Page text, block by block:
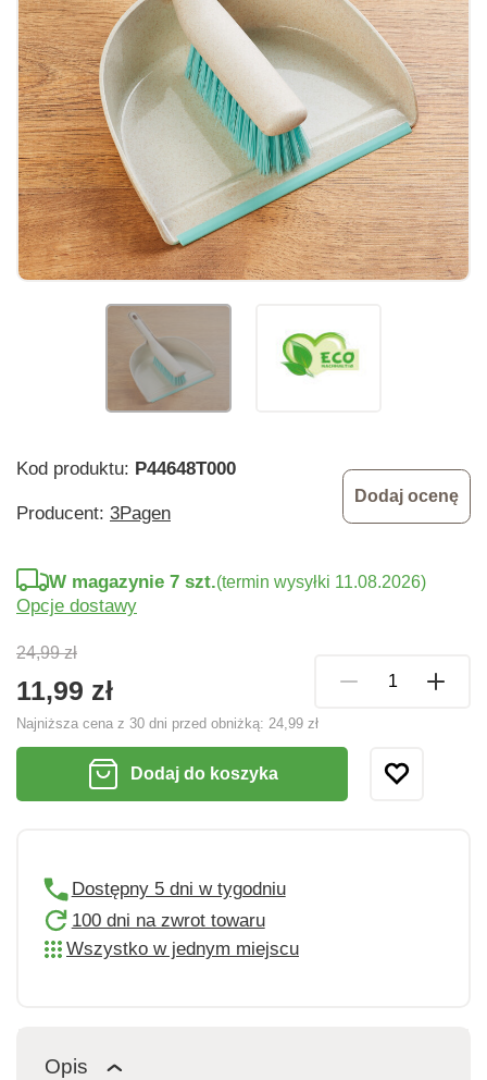
Kod produktu: P44648T000
Producent: 3Pagen
Dodaj ocenę
24,99 zł
11,99 zł
Najniższa cena z 30 dni przed obniżką: 24,99 zł
W magazynie 7 szt.(termin wysyłki 11.08.2026)
Opcje dostawy
Dodaj do koszyka
Dostępny 5 dni w tygodniu
100 dni na zwrot towaru
Wszystko w jednym miejscu
Opis